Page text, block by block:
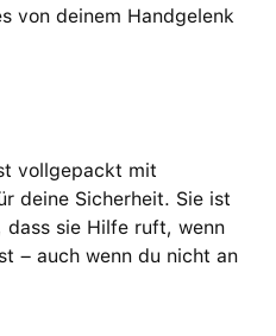
von deinem Handgelenk
vollgepackt mit
deine Sicherheit. Sie ist
sie Hilfe ruft, wenn
– auch wenn du nicht an